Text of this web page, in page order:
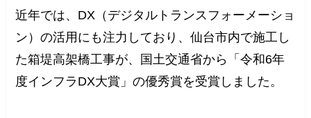
近年では、DX（デジタルトランスフォーメーショ
ン）の活用にも注力しており、仙台市内で施工し
た箱堤高架橋工事が、国土交通省から「令和6年
度インフラDX大賞」の優秀賞を受賞しました。